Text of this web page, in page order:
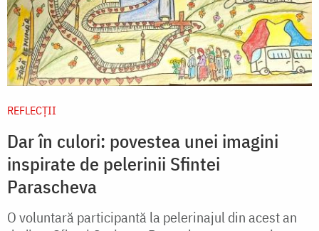
REFLECȚII
Dar în culori: povestea unei imagini
inspirate de pelerinii Sfintei
Parascheva
O voluntară participantă la pelerinajul din acest an